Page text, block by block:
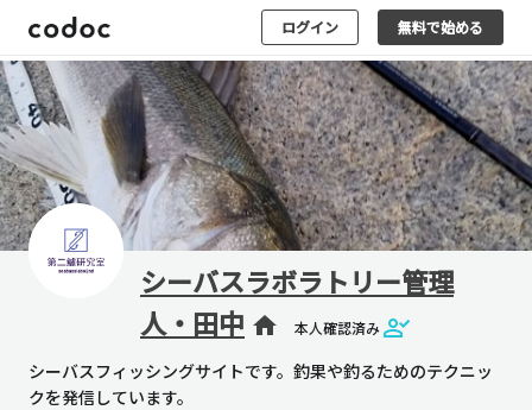
ログイン 無料で始める
シーバスラボラトリー管理
人・田中 home 本人確認済み
シーバスフィッシングサイトです。釣果や釣るためのテクニッ
クを発信しています。